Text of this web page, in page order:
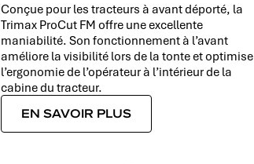
Conçue pour les tracteurs à avant déporté, la
Trimax ProCut FM offre une excellente
maniabilité. Son fonctionnement à l’avant
améliore la visibilité lors de la tonte et optimise
l’ergonomie de l’opérateur à l’intérieur de la
cabine du tracteur.
EN SAVOIR PLUS